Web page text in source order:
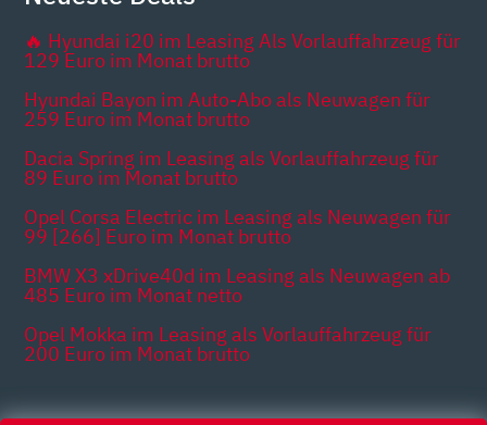
🔥 Hyundai i20 im Leasing Als Vorlauffahrzeug für
129 Euro im Monat brutto
Hyundai Bayon im Auto-Abo als Neuwagen für
259 Euro im Monat brutto
Dacia Spring im Leasing als Vorlauffahrzeug für
89 Euro im Monat brutto
Opel Corsa Electric im Leasing als Neuwagen für
99 [266] Euro im Monat brutto
BMW X3 xDrive40d im Leasing als Neuwagen ab
485 Euro im Monat netto
Opel Mokka im Leasing als Vorlauffahrzeug für
200 Euro im Monat brutto